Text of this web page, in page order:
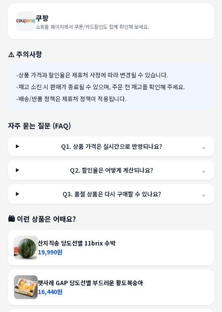
쿠팡
쇼핑몰 페이지에서 쿠폰/카드할인도 함께 확인해 보세요.
⚠️ 주의사항
•상품 가격과 할인율은 제휴처 사정에 따라 변경될 수 있습니다.
•재고 소진 시 판매가 종료될 수 있으며, 주문 전 재고를 확인해 주세요.
•배송/반품 정책은 제휴처 정책이 적용됩니다.
자주 묻는 질문 (FAQ)
Q1.상품 가격은 실시간으로 반영되나요? ⌄
Q2.할인율은 어떻게 계산되나요? ⌄
Q3. 품절 상품은 다시 구매할 수 있나요? ⌄
🛍️ 이런 상품은 어때요?
산지직송 당도선별 11brix 수박
19,990원
햇사레 GAP 당도선별 부드러운 황도복숭아
16,440원